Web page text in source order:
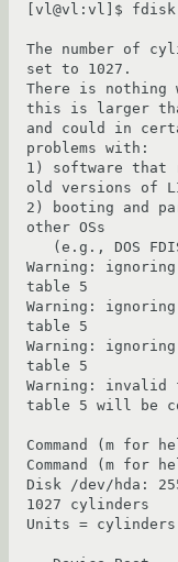
[vl@vl:vl]$ fdisk
The number of
set to 1027.
There is nothing
this is larger
and could in
problems with:
1) software that
old versions of
2) booting and
other OSs
Warning:
table 5
Warning:
table 5
Warning:
table 5
Warning:
table 5 will be
Command (m for
Command (m for
Disk /dev/hda:
1027 cylinders
Units =